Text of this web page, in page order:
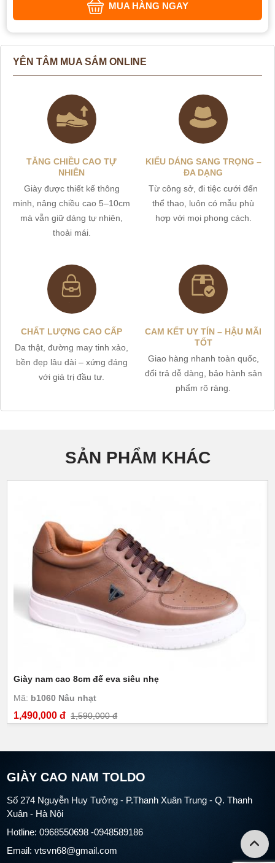
MUA HÀNG NGAY
YÊN TÂM MUA SẮM ONLINE
TĂNG CHIỀU CAO TỰ
NHIÊN
Giày được thiết kế thông
minh, nâng chiều cao 5–10cm
mà vẫn giữ dáng tự nhiên,
thoải mái.
KIỂU DÁNG SANG TRỌNG –
ĐA DẠNG
Từ công sở, đi tiệc cưới đến
thể thao, luôn có mẫu phù
hợp với mọi phong cách.
CHẤT LƯỢNG CAO CẤP
Da thật, đường may tinh xảo,
bền đẹp lâu dài – xứng đáng
với giá trị đầu tư.
CAM KẾT UY TÍN – HẬU MÃI
TỐT
Giao hàng nhanh toàn quốc,
đổi trả dễ dàng, bảo hành sản
phẩm rõ ràng.
SẢN PHẨM KHÁC
Giày nam cao 8cm đế eva siêu nhẹ
Mã: b1060 Nâu nhạt
1,490,000 đ 1,590,000 đ
GIÀY CAO NAM TOLDO
Số 274 Nguyễn Huy Tưởng - P.Thanh Xuân Trung - Q. Thanh
Xuân - Hà Nội
Hotline: 0968550698 -0948589186
Email: vtsvn68@gmail.com